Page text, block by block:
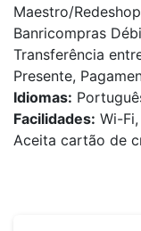
Maestro/
Banricompras
Transferência
Presente,
Idiomas:
Facilidades: Wi-
Aceita cartão de